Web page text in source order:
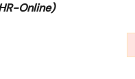
Online)